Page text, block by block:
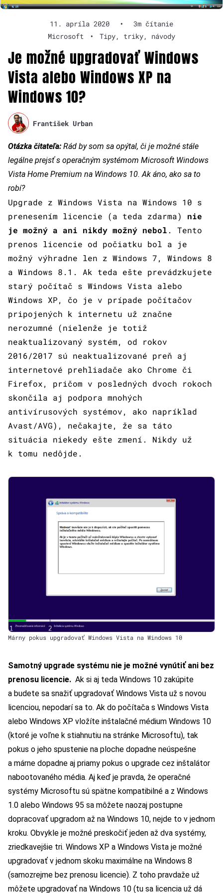
11. apríla 2020 •
3m čítanie
Microsoft
• Tipy, triky, návody
Je možné upgradovať Windows
Vista alebo Windows XP na
Windows 10?
František Urban
Otázka čitateľa: Rád by som sa opýtal, či je možné stále
legálne prejsť s operačným systémom Microsoft Windows
Vista Home Premium na Windows 10. Ak áno, ako sa to
robí?
Upgrade z Windows Vista na Windows 10 s
prenesením licencie (a teda zdarma) nie
je možný a ani nikdy možný nebol . Tento
prenos licencie od počiatku bol a je
možný výhradne len z Windows 7, Windows 8
a Windows 8.1. Ak teda ešte prevádzkujete
starý počítač s Windows Vista alebo
Windows XP, čo je v prípade počítačov
pripojených k internetu už značne
nerozumné (nielenže je totiž
neaktualizovaný systém, od rokov
2016/2017 sú neaktualizované preň aj
internetové prehliadače ako Chrome či
Firefox, pričom v posledných dvoch rokoch
skončila aj podpora mnohých
antivírusových systémov, ako napríklad
Avast/AVG), nečakajte, že sa táto
situácia niekedy ešte zmení. Nikdy už
k tomu nedôjde.
Márny pokus upgradovať Windows Vista na Windows 10
Samotný upgrade systému nie je možné vynútiť ani bez
prenosu licencie. Ak si aj teda Windows 10 zakúpite
a budete sa snažiť upgradovať Windows Vista už s novou
licenciou, nepodarí sa to. Ak do počítača s Windows Vista
alebo Windows XP vložíte inštalačné médium Windows 10
(ktoré je voľne k stiahnutiu na stránke Microsoftu), tak
pokus o jeho spustenie na ploche dopadne neúspešne
a márne dopadne aj priamy pokus o upgrade cez inštalátor
nabootovaného média. Aj keď je pravda, že operačné
systémy Microsoftu sú spätne kompatibilné a z Windows
1.0 alebo Windows 95 sa môžete naozaj postupne
dopracovať upgradom až na Windows 10, nejde to v jednom
kroku. Obvykle je možné preskočiť jeden až dva systémy,
zriedkavejšie tri. Windows XP a Windows Vista je možné
upgradovať v jednom skoku maximálne na Windows 8
(samozrejme bez prenosu licencie). Z toho pravdaže už
môžete upgradovať na Windows 10 (tu sa licencia už dá